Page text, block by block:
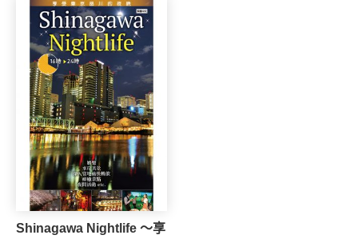
Shinagawa Nightlife ～享